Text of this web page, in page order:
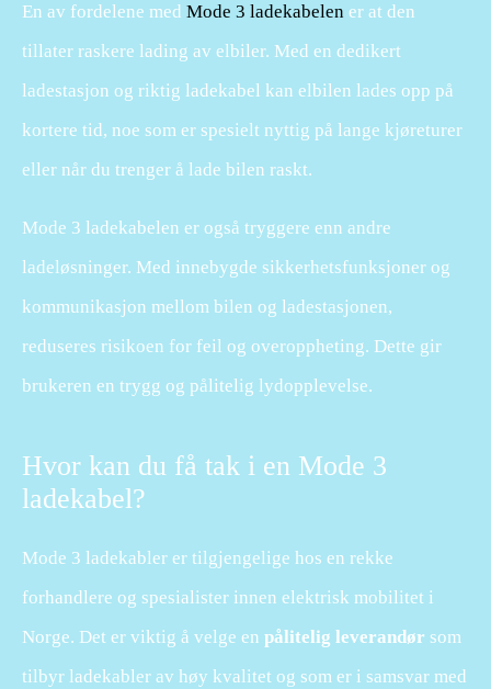
En av fordelene med Mode 3 ladekabelen er at den
tillater raskere lading av elbiler. Med en dedikert
ladestasjon og riktig ladekabel kan elbilen lades opp på
kortere tid, noe som er spesielt nyttig på lange kjøreturer
eller når du trenger å lade bilen raskt.
Mode 3 ladekabelen er også tryggere enn andre
ladeløsninger. Med innebygde sikkerhetsfunksjoner og
kommunikasjon mellom bilen og ladestasjonen,
reduseres risikoen for feil og overoppheting. Dette gir
brukeren en trygg og pålitelig lydopplevelse.
Hvor kan du få tak i en Mode 3
ladekabel?
Mode 3 ladekabler er tilgjengelige hos en rekke
forhandlere og spesialister innen elektrisk mobilitet i
Norge. Det er viktig å velge en pålitelig leverandør som
tilbyr ladekabler av høy kvalitet og som er i samsvar med